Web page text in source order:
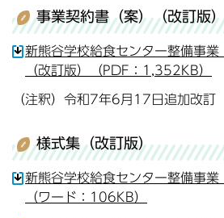
事業契約書（案）（改訂版
新熊谷学校給食センター整備事
（改訂版）（PDF：1,352KB）
（注釈）令和7年6月17日追加改訂
様式集（改訂版）
新熊谷学校給食センター整備事
（ワード：106KB）